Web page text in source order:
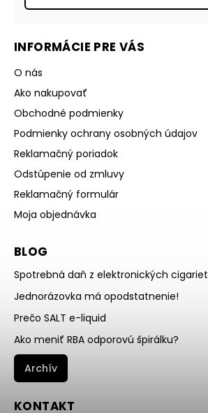
INFORMÁCIE PRE VÁS
O nás
Ako nakupovať
Obchodné podmienky
Podmienky ochrany osobných údajov
Reklamačný poriadok
Odstúpenie od zmluvy
Reklamačný formulár
Moja objednávka
BLOG
Spotrebná daň z elektronických cigariet
Jednorázovka má opodstatnenie!
Prečo SALT e-liquid
Ako meniť RBA odporovú špirálku?
Archív
KONTAKT